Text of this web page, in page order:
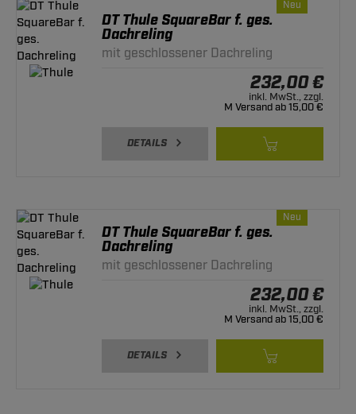
Neu
DT Thule SquareBar f. ges.
Dachreling
mit geschlossener Dachreling
232,00 €
inkl. MwSt., zzgl.
M Versand ab 15,00 €
DETAILS
Neu
DT Thule SquareBar f. ges.
Dachreling
mit geschlossener Dachreling
232,00 €
inkl. MwSt., zzgl.
M Versand ab 15,00 €
DETAILS